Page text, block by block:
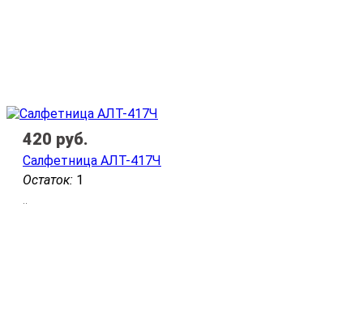
Остаток: 1
Салфетница АЛТ-417Ч
..
420 руб.